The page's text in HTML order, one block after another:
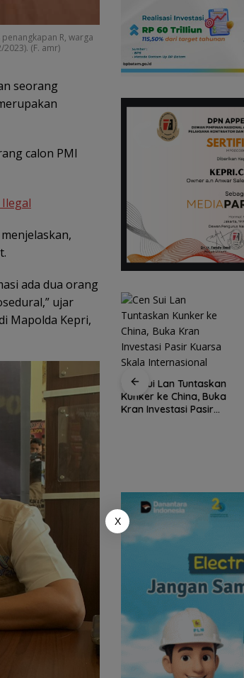
R, warga
(F. amr)
seorang
calon PMI
ada dua orang
ujar
Mapolda Kepri,
Cen Sui Lan Tuntaskan
Kunker ke China, Buka
Kran Investasi Pasir
Kuarsa Skala
Internasional
Seluruh Fraksi DPRD
Natuna Apresiasi
Kinerja Pemkab,
X